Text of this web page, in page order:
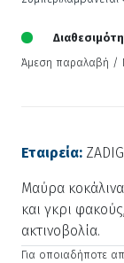
Άμεση παραλαβή /
Εταιρεία:
Μαύρα
και γκρι
ακτινοβολία.
Για οποιαδήποτε